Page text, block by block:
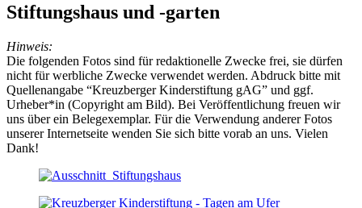
Stiftungshaus und -garten
Hinweis:
Die folgenden Fotos sind für redaktionelle Zwecke frei, sie dürfen
nicht für werbliche Zwecke verwendet werden. Abdruck bitte mit
Quellenangabe “Kreuzberger Kinderstiftung gAG” und ggf.
Urheber*in (Copyright am Bild). Bei Veröffentlichung freuen wir
uns über ein Belegexemplar. Für die Verwendung anderer Fotos
unserer Internetseite wenden Sie sich bitte vorab an uns. Vielen
Dank!